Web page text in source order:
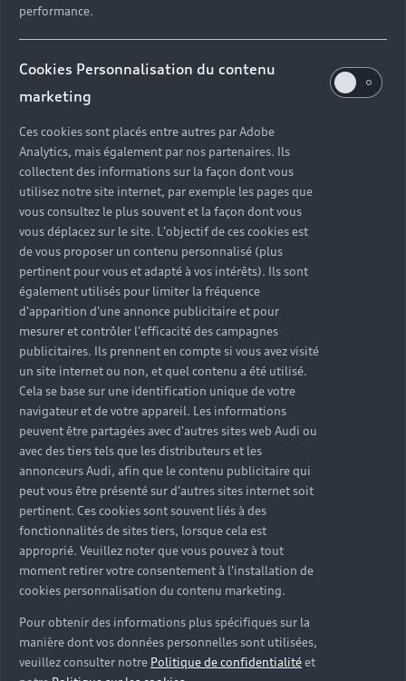
performance.
Cookies Personnalisation du contenu
marketing
Ces cookies sont placés entre autres par Adobe
Analytics, mais également par nos partenaires. Ils
collectent des informations sur la façon dont vous
utilisez notre site internet, par exemple les pages que
vous consultez le plus souvent et la façon dont vous
vous déplacez sur le site. L'objectif de ces cookies est
de vous proposer un contenu personnalisé (plus
pertinent pour vous et adapté à vos intérêts). Ils sont
également utilisés pour limiter la fréquence
d'apparition d'une annonce publicitaire et pour
mesurer et contrôler l'efficacité des campagnes
publicitaires. Ils prennent en compte si vous avez visité
un site internet ou non, et quel contenu a été utilisé.
Cela se base sur une identification unique de votre
navigateur et de votre appareil. Les informations
peuvent être partagées avec d'autres sites web Audi ou
avec des tiers tels que les distributeurs et les
annonceurs Audi, afin que le contenu publicitaire qui
peut vous être présenté sur d'autres sites internet soit
pertinent. Ces cookies sont souvent liés à des
fonctionnalités de sites tiers, lorsque cela est
approprié. Veuillez noter que vous pouvez à tout
moment retirer votre consentement à l'installation de
cookies personnalisation du contenu marketing.
Pour obtenir des informations plus spécifiques sur la
manière dont vos données personnelles sont utilisées,
veuillez consulter notre Politique de confidentialitéet